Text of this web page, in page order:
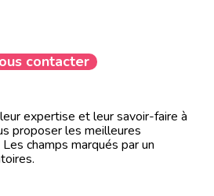
contacter
expertise et leur savoir-faire à
proposer les meilleures
champs marqués par un